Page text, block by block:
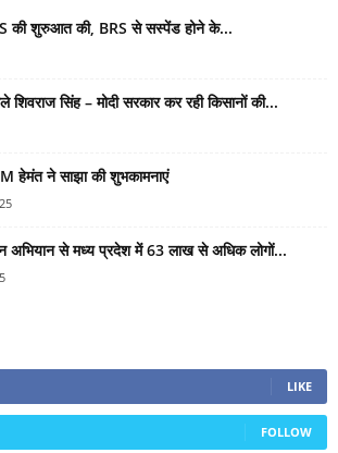
की शुरुआत की, BRS से सस्पेंड होने के...
शिवराज सिंह – मोदी सरकार कर रही किसानों की...
हेमंत ने साझा की शुभकामनाएं
अभियान से मध्य प्रदेश में 63 लाख से अधिक लोगों...
LIKE
FOLLOW